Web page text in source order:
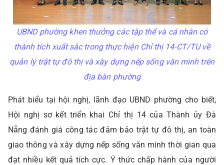
UBND phường khen thưởng các tập thể và cá nhân có
thành tích xuất sắc trong thực hiện Chỉ thị 14-CT/TU về
quản lý trật tự đô thị và xây dựng nếp sống văn minh trên
địa bàn phường
Phát biểu tại hội nghị, lãnh đạo UBND phường cho biết,
Hội nghị sơ kết triển khai Chỉ thị 14 của Thành ủy Đà
Nẵng đánh giá công tác đảm bảo trật tự đô thị, an toàn
giao thông và xây dựng nếp sống văn minh thời gian qua
đạt nhiều kết quả tích cực. Ý thức chấp hành của người